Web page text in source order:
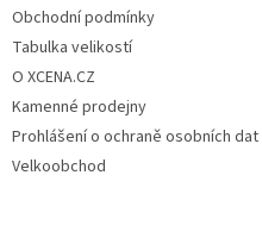
Obchodní podmínky
Tabulka velikostí
O XCENA.CZ
Kamenné prodejny
Prohlášení o ochraně osobních dat
Velkoobchod